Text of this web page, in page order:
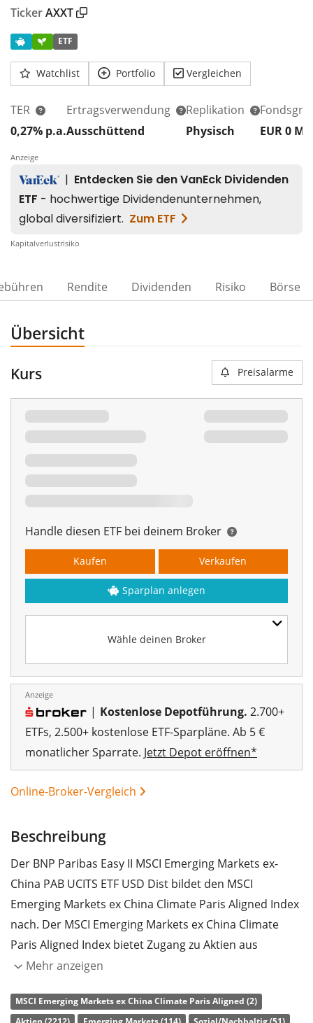
TickerAXXT
ETF
Watchlist Portfolio Vergleichen
TER
0,27% p.a.
Ertragsverwendung
Ausschüttend
Replikation
Physisch
EUR 0
Anzeige
Kapitalverlustrisiko
Rendite Dividenden Risiko Börse
Übersicht
Kurs Preisalarme
Handle diesen ETF bei deinem Broker
Wähle deinen Broker
Kaufen Verkaufen
Sparplan anlegen
Anzeige
| Kostenlose Depotführung. 2.700+
ETFs, 2.500+ kostenlose ETF-Sparpläne. Ab 5 €
monatlicher Sparrate. Jetzt Depot eröffnen*
Online-Broker-Vergleich
Beschreibung
Der BNP Paribas Easy II MSCI Emerging Markets ex-
China PAB UCITS ETF USD Dist bildet den MSCI
Emerging Markets ex China Climate Paris Aligned Index
nach. Der MSCI Emerging Markets ex China Climate
Paris Aligned Index bietet Zugang zu Aktien aus
Schwellenländern weltweit (ohne China). Der Index
kohlenstoffärmeren Wirtschaft profitieren, stärker zu
Mehr anzeigen
MSCI Emerging Markets ex China Climate Paris Aligned (2)